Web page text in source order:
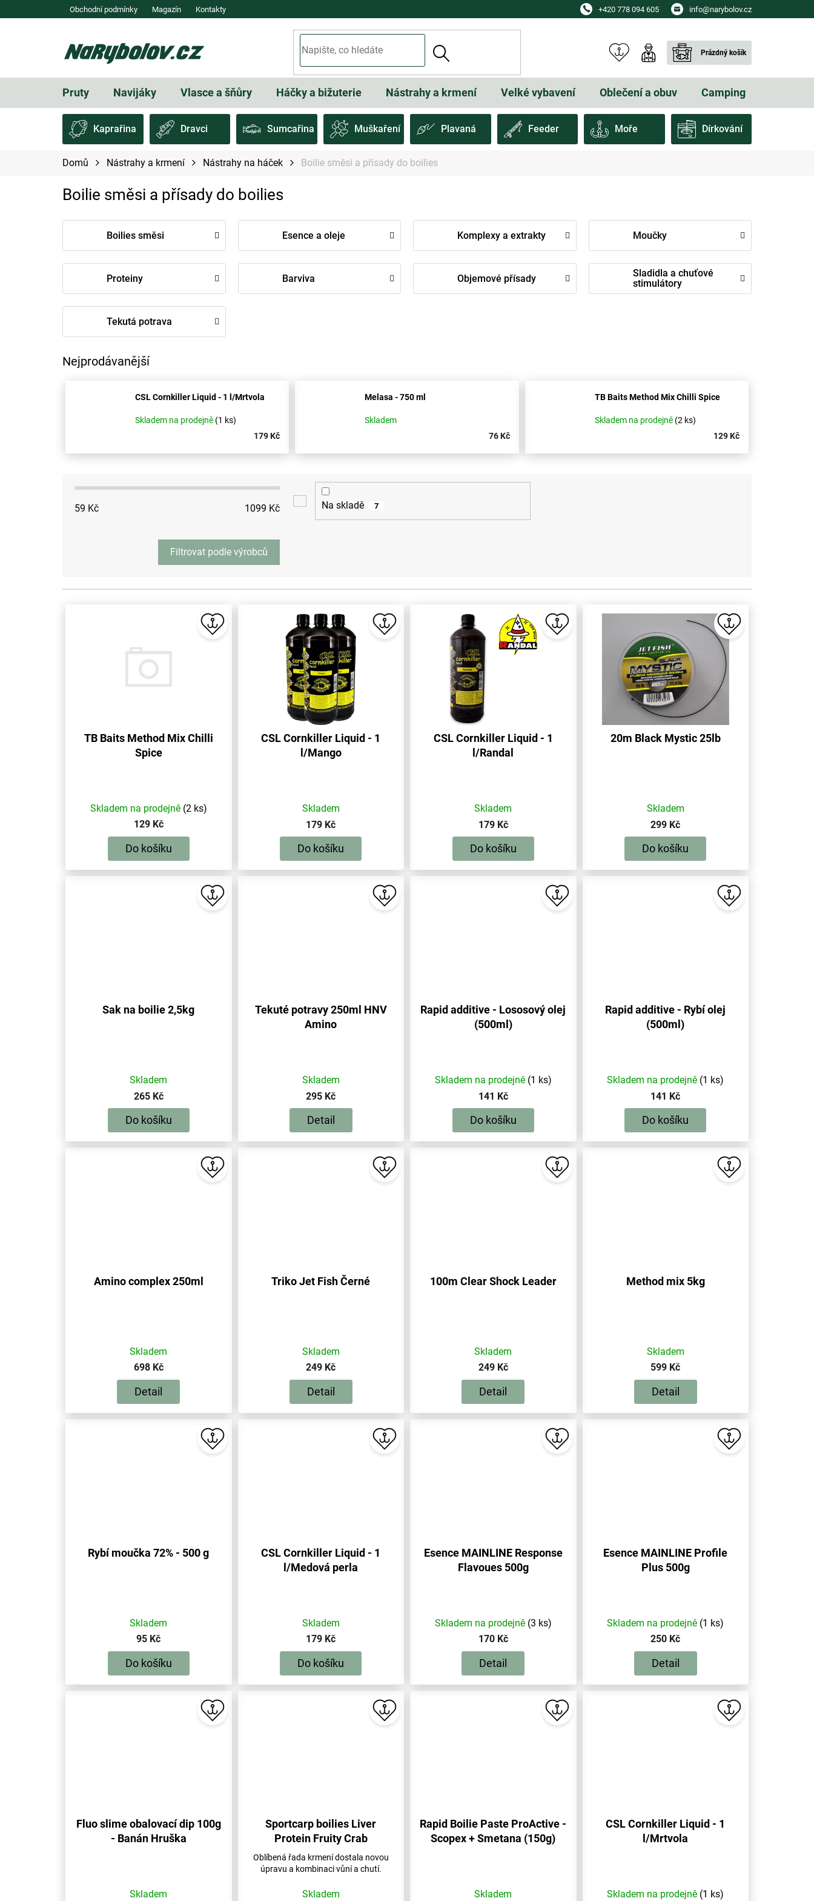
na
+420 778 094 605 info@narybolov.cz
Obchodní podmínky Magazín Kontakty
NÁKUPNÍ
Prázdný košík
Pruty Navijáky Vlasce a šňůry Háčky a bižuterie Nástrahy a krmení Velké vybavení Oblečení a obuv Camping
Kaprařina Dravci Sumcařina Muškaření Plavaná Feeder Moře Dírkování
Domů Nástrahy a krmení Nástrahy na háček Boilie směsi a přísady do boilies
Boilie směsi a přísady do boilies
Boilies směsi Esence a oleje Komplexy a extrakty Moučky
Proteiny Barviva Objemové přísady
Sladidla a chuťové
stimulátory
Tekutá potrava
Nejprodávanější
CSL Cornkiller Liquid - 1 l/Mrtvola
Skladem na prodejně (1 ks)
179 Kč
Melasa - 750 ml
Skladem
76 Kč
TB Baits Method Mix Chilli Spice
Skladem na prodejně (2 ks)
129 Kč
59 Kč 1099 Kč Na skladě 7
Filtrovat podle výrobců
d
TB Baits Method Mix Chilli
Spice
Skladem na prodejně (2 ks)
129 Kč
Do košíku
CSL Cornkiller Liquid - 1
l/Mango
Skladem
179 Kč
Do košíku
CSL Cornkiller Liquid - 1
l/Randal
Skladem
179 Kč
Do košíku
20m Black Mystic 25lb
Skladem
299 Kč
Do košíku
Sak na boilie 2,5kg
Skladem
265 Kč
Do košíku
Tekuté potravy 250ml HNV
Amino
Skladem
295 Kč
Detail
Rapid additive - Lososový olej
(500ml)
Skladem na prodejně (1 ks)
141 Kč
Do košíku
Rapid additive - Rybí olej
(500ml)
Skladem na prodejně (1 ks)
141 Kč
Do košíku
Amino complex 250ml
Skladem
698 Kč
Detail
Triko Jet Fish Černé
Skladem
249 Kč
Detail
100m Clear Shock Leader
Skladem
249 Kč
Detail
Method mix 5kg
Skladem
599 Kč
Detail
Rybí moučka 72% - 500 g
Skladem
95 Kč
Do košíku
CSL Cornkiller Liquid - 1
l/Medová perla
Skladem
179 Kč
Do košíku
Esence MAINLINE Response
Flavoues 500g
Skladem na prodejně (3 ks)
170 Kč
Detail
Esence MAINLINE Profile
Plus 500g
Skladem na prodejně (1 ks)
250 Kč
Detail
Fluo slime obalovací dip 100g
- Banán Hruška
Skladem
Sportcarp boilies Liver
Protein Fruity Crab
Skladem
Oblíbená řada krmení dostala novou
úpravu a kombinaci vůní a chutí.
Rapid Boilie Paste ProActive -
Scopex + Smetana (150g)
Skladem
CSL Cornkiller Liquid - 1
l/Mrtvola
Skladem na prodejně (1 ks)